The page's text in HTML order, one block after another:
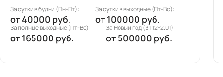
За сутки в будни (Пн-Пт):
от 27000 руб.
За сутки в выходные (Пт-Вс):
от40000 руб.
За полные выходные (Пт-Вс):
от 78000 руб.
За Новый год (31.12-2.01):
от250000 руб.